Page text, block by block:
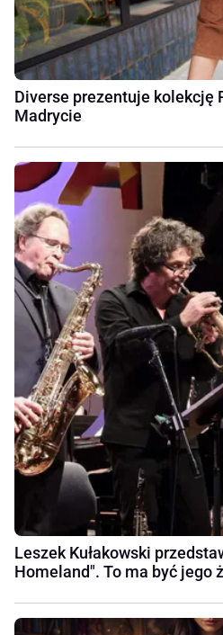
Diverse prezentuje kolekcję
Madrycie
Leszek Kułakowski
Homeland". To ma być jego